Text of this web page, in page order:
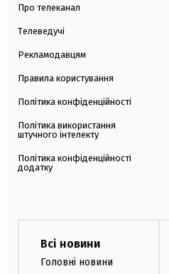
Про телеканал
Телеведучі
Рекламодавцям
Правила користування
Політика конфіденційності
Політика використання
штучного інтелекту
Політика конфіденційності
додатку
Всі новини
Головні новини